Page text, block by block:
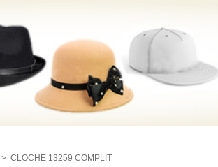
> CLOCHE 13259 COMPLIT